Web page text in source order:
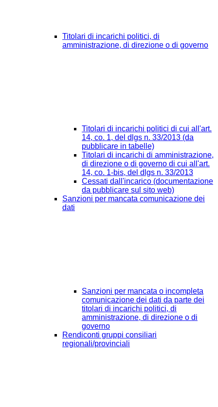
Titolari di incarichi politici, di
amministrazione, di direzione o di governo
Titolari di incarichi politici di cui all'art.
14, co. 1, del dlgs n. 33/2013 (da
pubblicare in tabelle)
Titolari di incarichi di amministrazione,
di direzione o di governo di cui all'art.
14, co. 1-bis, del dlgs n. 33/2013
Cessati dall'incarico (documentazione
da pubblicare sul sito web)
Sanzioni per mancata comunicazione dei
dati
Sanzioni per mancata o incompleta
comunicazione dei dati da parte dei
titolari di incarichi politici, di
amministrazione, di direzione o di
governo
Rendiconti gruppi consiliari
regionali/provinciali